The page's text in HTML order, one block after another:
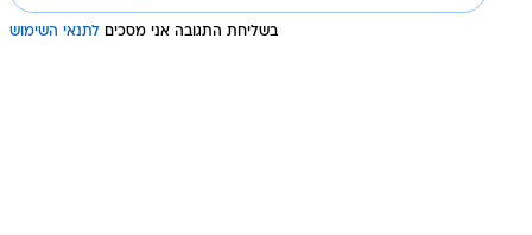
בשליחת התגובה אני מסכים לתנאי השימוש